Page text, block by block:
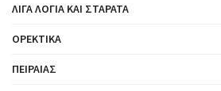
ΛΊΓΑ ΛΌΓΙΑ ΚΑΙ ΣΤΑΡΆΤΑ
ΟΡΕΚΤΙΚΆ
ΠΕΙΡΑΙΆΣ